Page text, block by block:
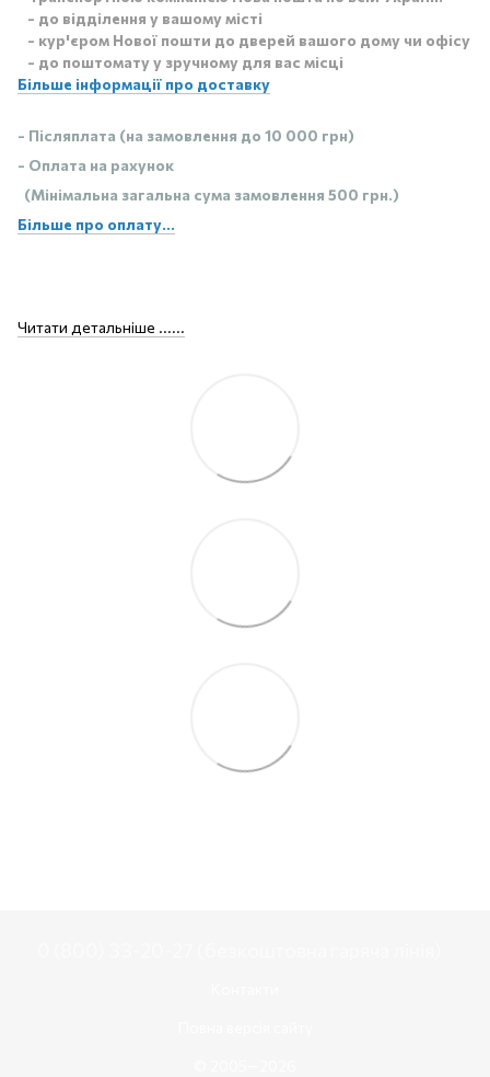
- до відділення у вашому місті
- кур'єром Нової пошти до дверей вашого дому чи офісу
- до поштомату у зручному для вас місці
Більше інформації про доставку
- Післяплата (на замовлення до 10 000 грн)
- Оплата на рахунок
(Мінімальна загальна сума замовлення 500 грн.)
Більше про оплату...
Читати детальніше ......